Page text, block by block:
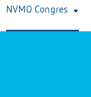
NVMO Congres